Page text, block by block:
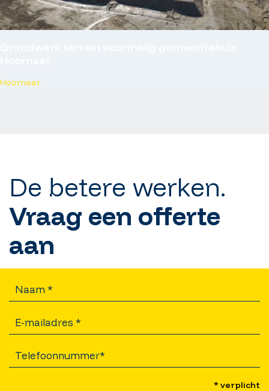
Hoornaar
De betere werken.
Vraag een offerte
aan
* verplicht